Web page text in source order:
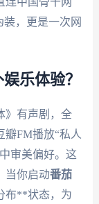
，更是一次网
乐体验？
》有声剧，全
FM播放“私人
审美偏好。这
当你启动番茄
布**状态，为